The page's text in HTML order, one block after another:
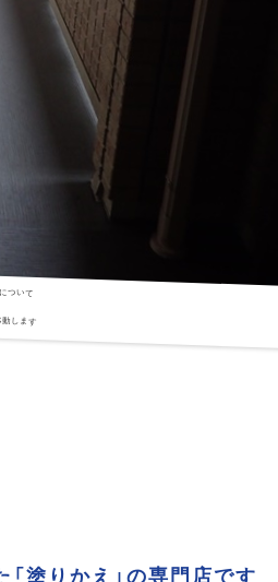
ついて
します
塗りかえ」の専門店です